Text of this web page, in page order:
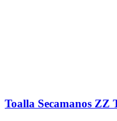
Toalla Secamanos ZZ